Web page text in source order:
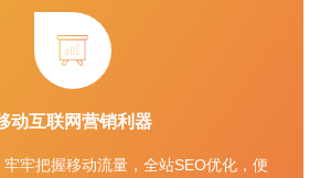
动互联网营销利器
牢把握移动流量，全站SEO优化，便